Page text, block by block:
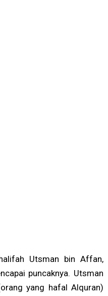
Utsman bin Affan,
puncaknya. Utsman
yang hafal Alquran)